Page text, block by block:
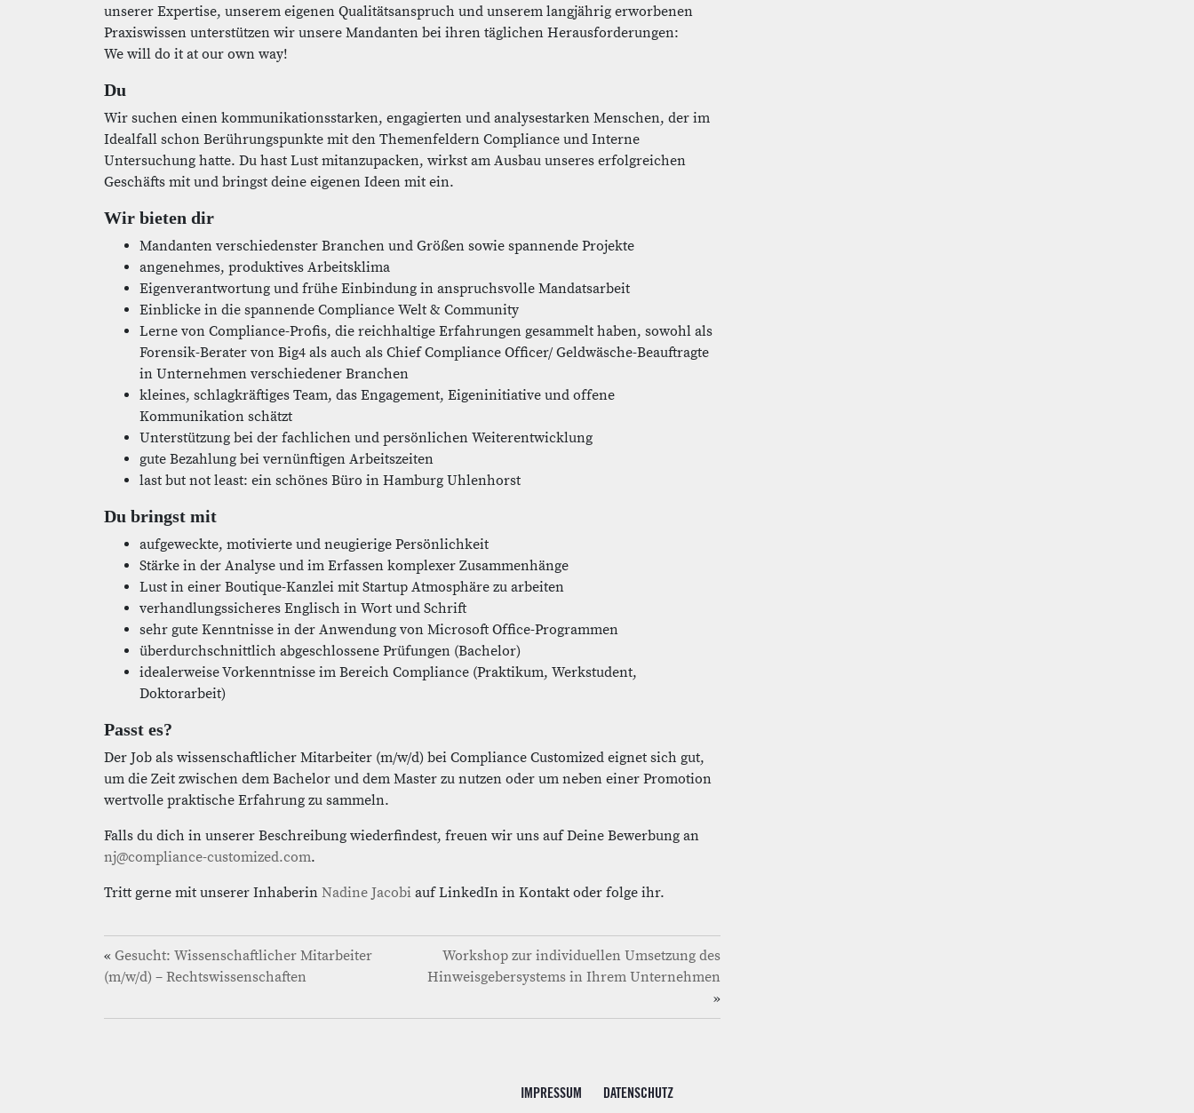
unserer Expertise, unserem eigenen Qualitätsanspruch und unserem langjährig erworbenen
Praxiswissen unterstützen wir unsere Mandanten bei ihren täglichen Herausforderungen:
We will do it at our own way!
Du
Wir suchen einen kommunikationsstarken, engagierten und analysestarken Menschen, der im
Idealfall schon Berührungspunkte mit den Themenfeldern Compliance und Interne
Untersuchung hatte. Du hast Lust mitanzupacken, wirkst am Ausbau unseres erfolgreichen
Geschäfts mit und bringst deine eigenen Ideen mit ein.
Wir bieten dir
Mandanten verschiedenster Branchen und Größen sowie spannende Projekte
angenehmes, produktives Arbeitsklima
Eigenverantwortung und frühe Einbindung in anspruchsvolle Mandatsarbeit
Einblicke in die spannende Compliance Welt & Community
Lerne von Compliance-Profis, die reichhaltige Erfahrungen gesammelt haben, sowohl als
Forensik-Berater von Big4 als auch als Chief Compliance Officer/ Geldwäsche-Beauftragte
in Unternehmen verschiedener Branchen
kleines, schlagkräftiges Team, das Engagement, Eigeninitiative und offene
Kommunikation schätzt
Unterstützung bei der fachlichen und persönlichen Weiterentwicklung
gute Bezahlung bei vernünftigen Arbeitszeiten
last but not least: ein schönes Büro in Hamburg Uhlenhorst
Du bringst mit
aufgeweckte, motivierte und neugierige Persönlichkeit
Stärke in der Analyse und im Erfassen komplexer Zusammenhänge
Lust in einer Boutique-Kanzlei mit Startup Atmosphäre zu arbeiten
verhandlungssicheres Englisch in Wort und Schrift
sehr gute Kenntnisse in der Anwendung von Microsoft Office-Programmen
überdurchschnittlich abgeschlossene Prüfungen (Bachelor)
idealerweise Vorkenntnisse im Bereich Compliance (Praktikum, Werkstudent,
Doktorarbeit)
Passt es?
Der Job als wissenschaftlicher Mitarbeiter (m/w/d) bei Compliance Customized eignet sich gut,
um die Zeit zwischen dem Bachelor und dem Master zu nutzen oder um neben einer Promotion
wertvolle praktische Erfahrung zu sammeln.
Falls du dich in unserer Beschreibung wiederfindest, freuen wir uns auf Deine Bewerbung an
nj@compliance-customized.com.
Tritt gerne mit unserer Inhaberin Nadine Jacobi auf LinkedIn in Kontakt oder folge ihr.
« Gesucht: Wissenschaftlicher Mitarbeiter
(m/w/d) – Rechtswissenschaften
Workshop zur individuellen Umsetzung des
Hinweisgebersystems in Ihrem Unternehmen
»
IMPRESSUM DATENSCHUTZ